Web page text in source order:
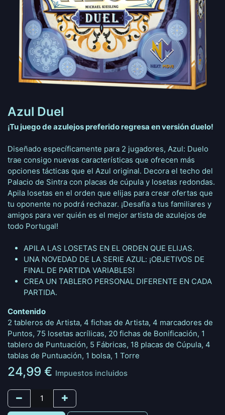
Azul Duel
¡Tu juego de azulejos preferido regresa en versión duelo!
Diseñado específicamente para 2 jugadores, Azul: Duelo
trae consigo nuevas características que ofrecen más
opciones tácticas que el Azul original. Decora el techo del
Palacio de Sintra con placas de cúpula y losetas redondas.
Apila losetas en el orden que elijas para crear ofertas que
tu oponente no podrá rechazar. ¡Desafía a tus familiares y
amigos para ver quién es el mejor artista de azulejos de
todo Portugal!
APILA LAS LOSETAS EN EL ORDEN QUE ELIJAS.
UNA NOVEDAD DE LA SERIE AZUL: ¡OBJETIVOS DE
FINAL DE PARTIDA VARIABLES!
CREA UN TABLERO PERSONAL DIFERENTE EN CADA
PARTIDA.
Contenido
2 tableros de Artista, 4 fichas de Artista, 4 marcadores de
Puntos, 75 losetas acrílicas, 20 fichas de Bonificación, 1
tablero de Puntuación, 5 Fábricas, 18 placas de Cúpula, 4
tablas de Puntuación, 1 bolsa, 1 Torre
24,99 € Impuestos incluidos